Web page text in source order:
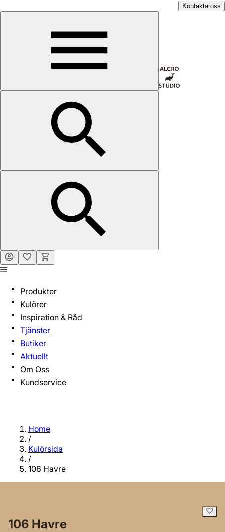
Kontakta oss
Produkter
Kulörer
Inspiration & Råd
Tjänster
Butiker
Aktuellt
Om Oss
Kundservice
Home
/
Kulörsida
/
106 Havre
106 Havre